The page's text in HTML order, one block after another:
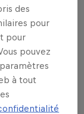
des
pour
pour
pouvez
à tout